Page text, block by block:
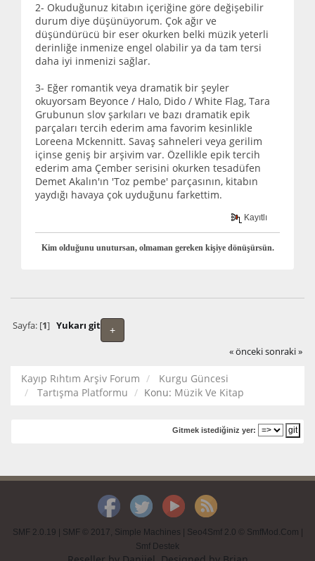
2- Okuduğunuz kitabın içeriğine göre değişebilir
durum diye düşünüyorum. Çok ağır ve
düşündürücü bir eser okurken belki müzik yeterli
derinliğe inmenize engel olabilir ya da tam tersi
daha iyi inmenizi sağlar.
3- Eğer romantik veya dramatik bir şeyler
okuyorsam Beyonce / Halo, Dido / White Flag, Tara
Grubunun slov şarkıları ve bazı dramatik epik
parçaları tercih ederim ama favorim kesinlikle
Loreena Mckennitt. Savaş sahneleri veya gerilim
içinse geniş bir arşivim var. Özellikle epik tercih
ederim ama Çember serisini okurken tesadüfen
Demet Akalın'ın 'Toz pembe' parçasının, kitabın
yaydığı havaya çok uyduğunu farkettim.
Kayıtlı
Kim olduğunu unutursan, olmaman gereken kişiye dönüşürsün.
+
Sayfa: [1] Yukarı git
« önceki sonraki »
Kayıp Rıhtım Arşiv Forum
Kurgu Güncesi
Tartışma Platformu
Konu: Müzik Ve Kitap
Gitmek istediğiniz yer:
SMF 2.0.19 | SMF © 2017, Simple Machines | Seo4Smf 2.0 © SmfMod.Com |
Smf Destek